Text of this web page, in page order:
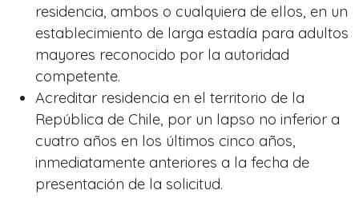
residencia, ambos o cualquiera de ellos, en un
establecimiento de larga estadía para adultos
mayores reconocido por la autoridad
competente.
Acreditar residencia en el territorio de la
República de Chile, por un lapso no inferior a
cuatro años en los últimos cinco años,
inmediatamente anteriores a la fecha de
presentación de la solicitud.